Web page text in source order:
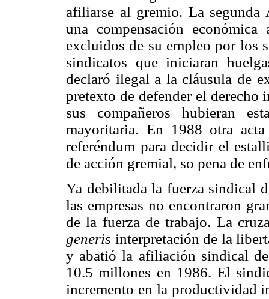
afiliarse al gremio. La
una compensación
excluidos de su empleo por los
sindicatos que iniciaran
declaró ilegal a la cláusula de
pretexto de defender el derecho
sus compañeros hubieran
mayoritaria. En 1988 otra
referéndum para decidir el
de acción gremial, so pena de
Ya debilitada la fuerza sindical
las empresas no encontraron
de la fuerza de trabajo. La
generis interpretación de la
y abatió la afiliación sindical
10.5 millones en 1986. El
incremento en la productividad